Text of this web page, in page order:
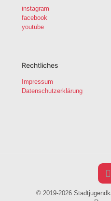
instagram
facebook
youtube
Rechtliches
Impressum
Datenschutzerklärung
© 2019-2026